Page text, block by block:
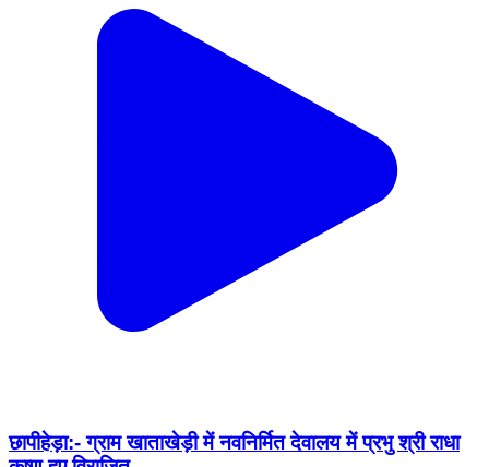
छापीहेड़ा:- ग्राम खाताखेड़ी में नवनिर्मित देवालय में प्रभु श्री राधा